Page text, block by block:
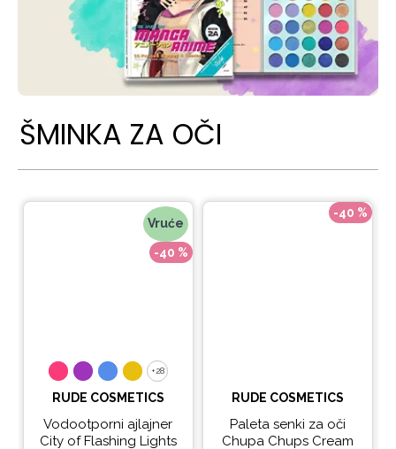
ŠMINKA ZA OČI
Vruće
-40 %
+28
+28
RUDE COSMETICS
Vodootporni ajlajner
City of Flashing Lights
-40 %
RUDE COSMETICS
Paleta senki za oči
Chupa Chups Cream